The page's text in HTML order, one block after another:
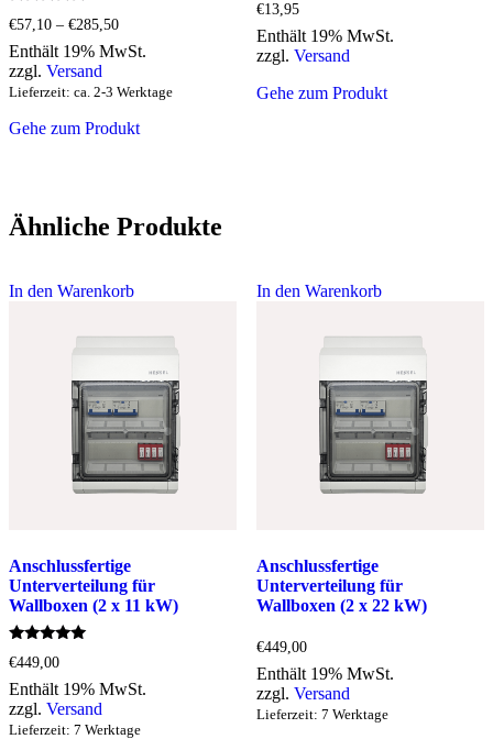
Bewertet
mit
5.00
von 5
€57,10 – €285,50Preisspanne:
bis
Enthält 19% MwSt.
zzgl. Versand
Lieferzeit: ca. 2-3 Werktage
Gehe zum Produkt
€13,95
Enthält 19% MwSt.
zzgl. Versand
Gehe zum Produkt
Ähnliche Produkte
In den Warenkorb
Anschlussfertige
Unterverteilung für
Wallboxen (2 x 11 kW)
Bewertet
mit
5.00
von 5
€449,00
Enthält 19% MwSt.
zzgl. Versand
Lieferzeit: 7 Werktage
In den Warenkorb
Anschlussfertige
Unterverteilung für
Wallboxen (2 x 22 kW)
€449,00
Enthält 19% MwSt.
zzgl. Versand
Lieferzeit: 7 Werktage